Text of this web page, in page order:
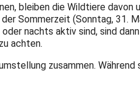
bleiben die Wildtiere
Sommerzeit (Sonntag, 31.
nachts aktiv sind, sind
achten.
zusammen.